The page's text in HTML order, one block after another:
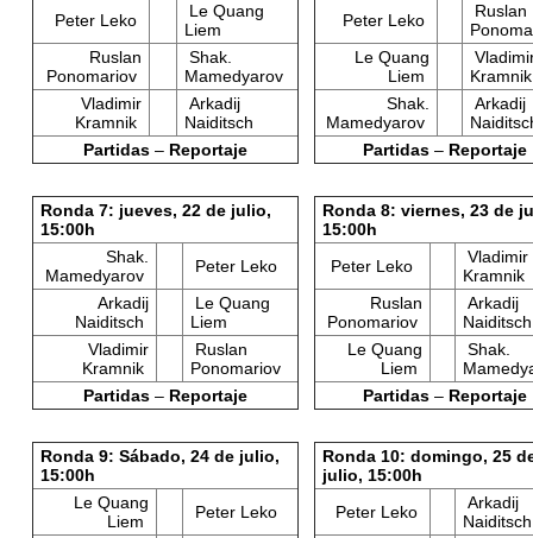
Peter Leko
Le Quang
Liem
Ruslan
Ponomariov
Shak.
Mamedyarov
Vladimir
Kramnik
Arkadij
Naiditsch
Partidas– Reportaje
Peter Leko
Ruslan
Le Quang
Liem
Kramnik
Shak.
Mamedyarov
Arkadij
Partidas– Reportaje
Ronda 7: jueves, 22 de julio,
15:00h
Shak.
Mamedyarov
Peter Leko
Arkadij
Naiditsch
Le Quang
Liem
Vladimir
Kramnik
Ruslan
Ponomariov
Partidas– Reportaje
Ronda 8: viernes, 23 de
15:00h
Peter Leko
Vladimir
Kramnik
Ruslan
Ponomariov
Arkadij
Naiditsch
Le Quang
Liem
Shak.
Partidas– Reportaje
Ronda 9: Sábado, 24 de julio,
15:00h
Le Quang
Liem
Peter Leko
Ronda 10: domingo, 25
julio, 15:00h
Peter Leko
Arkadij
Naiditsch